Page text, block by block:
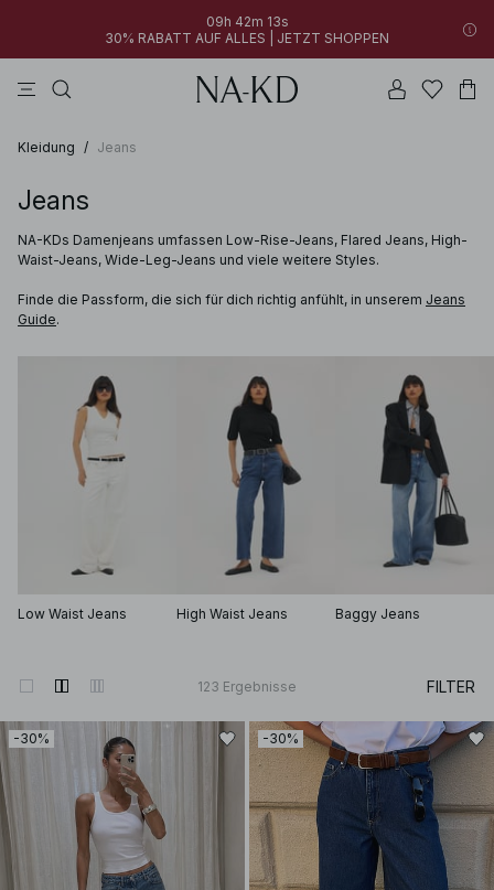
09h 42m 12s
30% RABATT AUF ALLES | JETZT SHOPPEN
Kleidung / Jeans
Jeans
NA-KDs Damenjeans umfassen Low-Rise-Jeans, Flared Jeans, High-
Waist-Jeans, Wide-Leg-Jeans und viele weitere Styles.
Finde die Passform, die sich für dich richtig anfühlt, in unserem Jeans
Guide.
Low Waist Jeans High Waist Jeans Baggy Jeans
123 Ergebnisse FILTER
-30% -30%